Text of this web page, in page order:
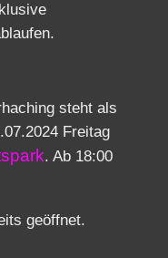
steht als
Freitag
. Ab 18:00
geöffnet.